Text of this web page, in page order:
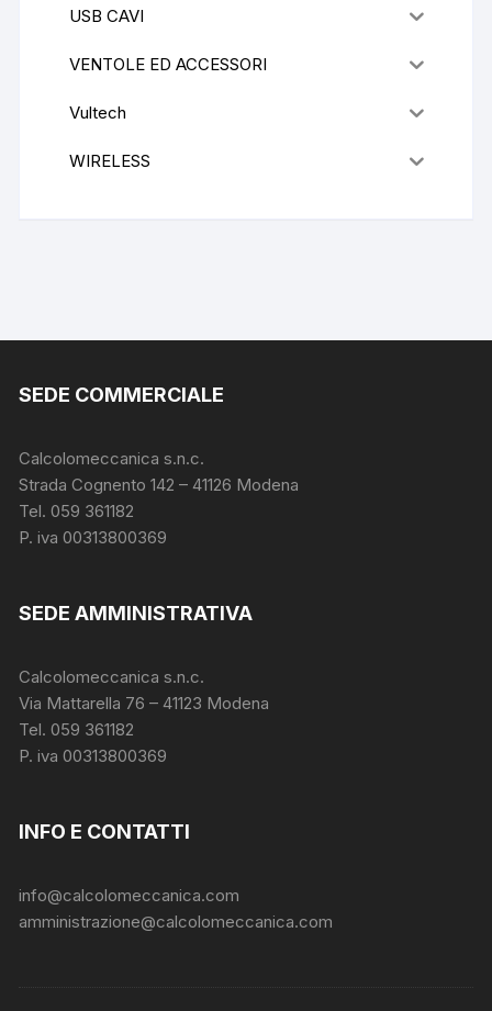
USB CAVI
VENTOLE ED ACCESSORI
Vultech
WIRELESS
SEDE COMMERCIALE
Calcolomeccanica s.n.c.
Strada Cognento 142 – 41126 Modena
Tel. 059 361182
P. iva 00313800369
SEDE AMMINISTRATIVA
Calcolomeccanica s.n.c.
Via Mattarella 76 – 41123 Modena
Tel. 059 361182
P. iva 00313800369
INFO E CONTATTI
info@calcolomeccanica.com
amministrazione@calcolomeccanica.com